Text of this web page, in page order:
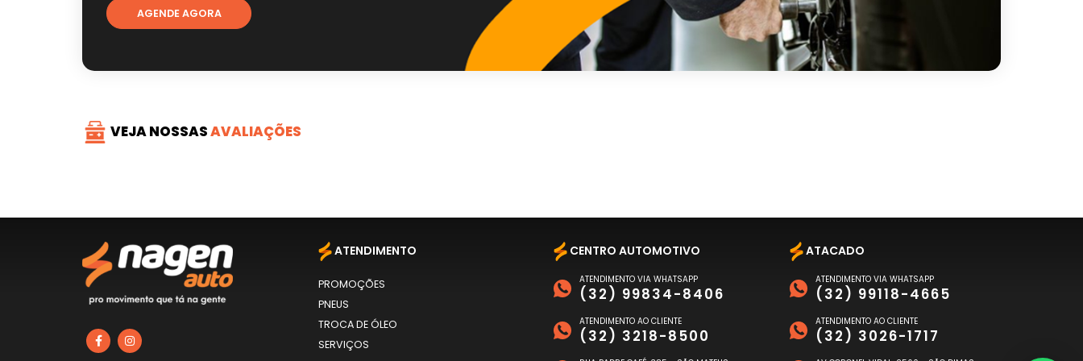
AGENDE AGORA
VEJA NOSSASAVALIAÇÕES
ATENDIMENTO
PROMOÇÕES
PNEUS
TROCA DE ÓLEO
SERVIÇOS
CENTRO AUTOMOTIVO
ATENDIMENTO VIA WHATSAPP
(32) 99834-8406
ATENDIMENTO AO CLIENTE
(32) 3218-8500
ATACADO
ATENDIMENTO VIA WHATSAPP
(32) 99118-4665
ATENDIMENTO AO CLIENTE
(32) 3026-1717